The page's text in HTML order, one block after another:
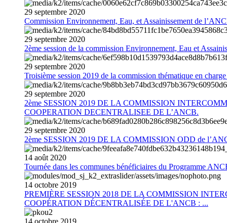
29 septembre 2020
Commission Environnement, Eau, et Assainissement de
29 septembre 2020
2ème session de la commission Environnement, Eau et
29 septembre 2020
Troisième session 2019 de la commission thématique en
29 septembre 2020
2ème SESSION 2019 DE LA COMMISSION
COOPERATION DECENTRALISEE DE L’ANCB.
29 septembre 2020
2ème SESSION 2019 DE LA COMMISSION ODD de
14 août 2020
Tournée dans les communes bénéficiaires du Programme
14 octobre 2019
PREMIÈRE SESSION 2018 DE LA COMMISSION
COOPÉRATION DÉCENTRALISÉE DE L'ANCB : ...
14 octobre 2019